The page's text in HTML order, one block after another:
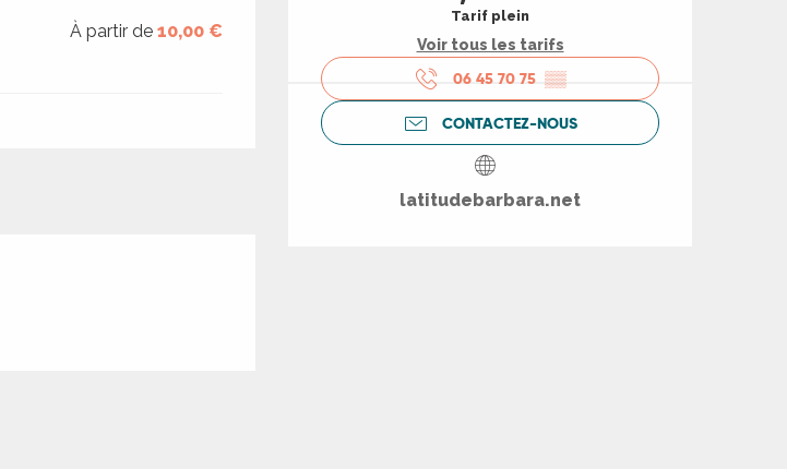
Tarif plein
Voir tous les tarifs
06 45 70 75 ▒▒
CONTACTEZ-NOUS
latitudebarbara.net
À partir de10,00 €